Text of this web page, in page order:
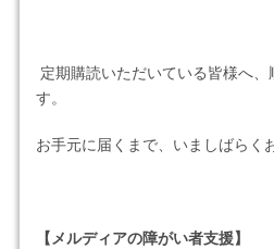
定期購読いただいている皆様へ
す。
お手元に届くまで、いましばらく
【メルディアの障がい者支援】